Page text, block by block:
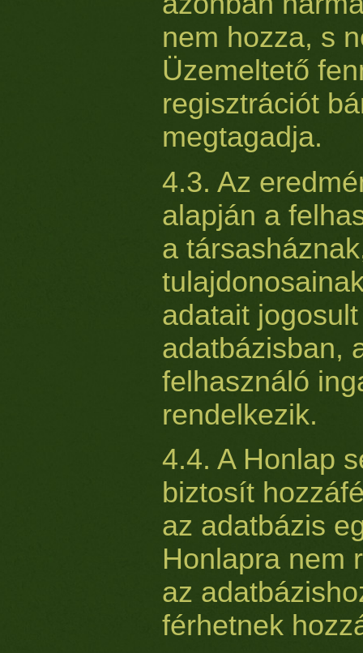
nem hozza, s
Üzemeltető
regisztrációt
megtagadja.
4.3. Az
alapján a
a
adatait
adatbázisban,
felhasználó
rendelkezik.
4.4. A Honlap
biztosít
az adatbázis
Honlapra nem
az
férhetnek